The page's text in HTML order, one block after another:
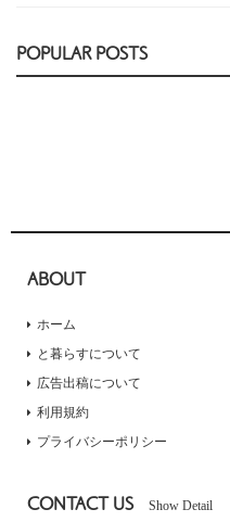
POPULAR POSTS
ABOUT
ホーム
と暮らすについて
広告出稿について
利用規約
プライバシーポリシー
CONTACT US Show Detail